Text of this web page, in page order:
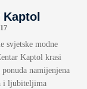
svjetske modne
Kaptol krasi
ponuda namijenjena
i ljubiteljima